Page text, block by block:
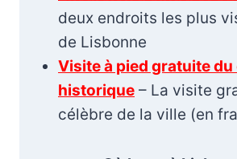
deux endroits les plus
de Lisbonne
Visite à pied gratuite
historique – La visite
célèbre de la ville (en